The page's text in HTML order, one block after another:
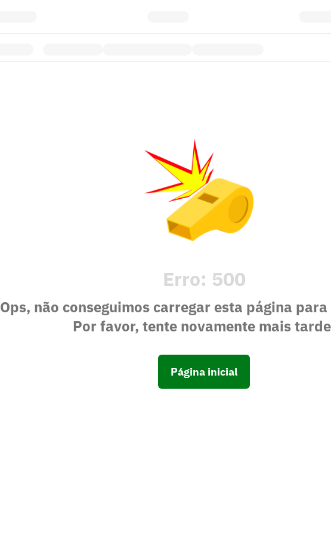
Erro: 500
Ops, não conseguimos carregar esta página
Por favor, tente novamente mais
Página inicial